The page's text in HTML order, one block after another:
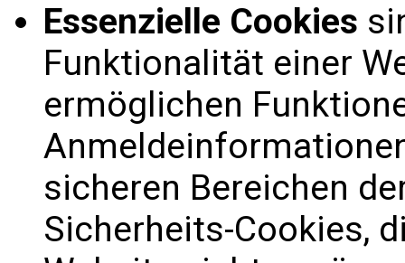
Essenzielle Cookies
Funktionalität einer
ermöglichen
sicheren Bereichen
Sicherheits-Cookies,